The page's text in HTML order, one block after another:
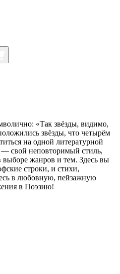
«Так звёзды, видимо,
звёзды, что четырём
на одной литературной
свой неповторимый стиль,
выборе жанров и тем. Здесь вы
строки, и стихи,
в любовную, пейзажную
в Поэзию!